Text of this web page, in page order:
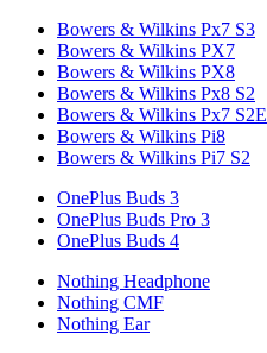
Bowers & Wilkins Px7 S3
Bowers & Wilkins PX7
Bowers & Wilkins PX8
Bowers & Wilkins Px8 S2
Bowers & Wilkins Px7 S2E
Bowers & Wilkins Pi8
Bowers & Wilkins Pi7 S2
OnePlus Buds 3
OnePlus Buds Pro 3
OnePlus Buds 4
Nothing Headphone
Nothing CMF
Nothing Ear